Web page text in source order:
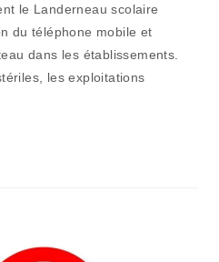
:
le Landerneau scolaire
du téléphone mobile et
dans les établissements.
les exploitations